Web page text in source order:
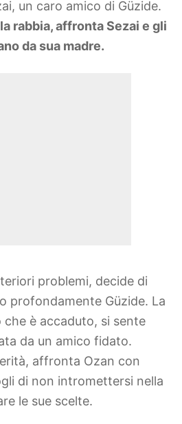
un caro amico di Güzide.
rabbia, affronta Sezai e gli
da sua madre.
problemi, decide di
profondamente Güzide. La
è accaduto, si sente
da un amico fidato.
affronta Ozan con
di non intromettersi nella
le sue scelte.